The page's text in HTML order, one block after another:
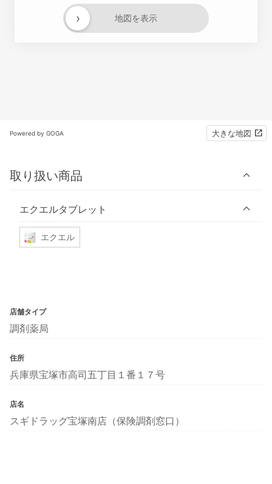
地図を表示
›
Powered by GOGA 大きな地図
取り扱い商品
エクエルタブレット
エクエル
店舗タイプ
調剤薬局
住所
兵庫県宝塚市高司五丁目１番１７号
店名
スギドラッグ宝塚南店（保険調剤窓口）